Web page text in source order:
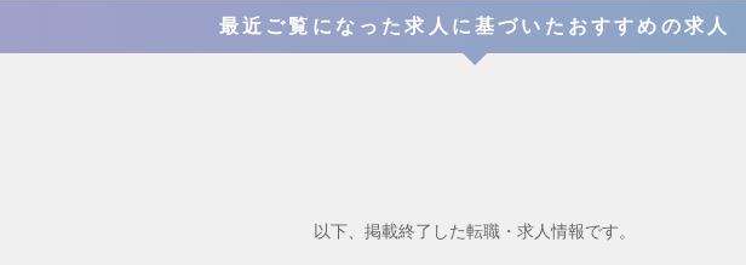
最近ご覧になった求人に基づいたおすすめの求人
以下、掲載終了した転職・求人情報です。